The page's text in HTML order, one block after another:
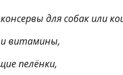
для собак или
витамины,
пелёнки,